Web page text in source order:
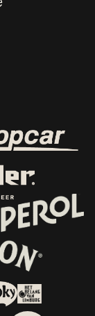
Limburg
de website
Cola
website van
Ga naar de
de website
van Het logo
Ga naar de